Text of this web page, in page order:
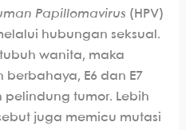
Papillomavirus (HPV)
hubungan seksual.
tubuh wanita, maka
E6 dan E7
tumor. Lebih
juga memicu mutasi